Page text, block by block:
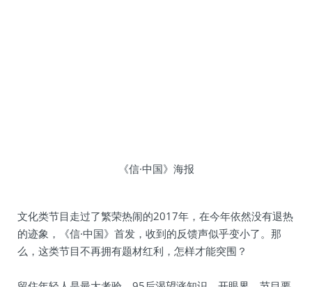
《信·中国》海报
文化类节目走过了繁荣热闹的2017年，在今年依然没有退热
的迹象，《信·中国》首发，收到的反馈声似乎变小了。那
么，这类节目不再拥有题材红利，怎样才能突围？